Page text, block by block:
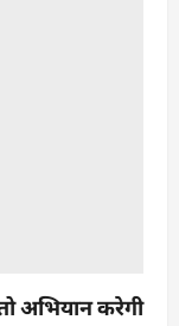
अभियान करेगी